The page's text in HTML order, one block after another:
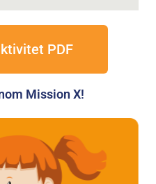
PDF
Mission X!